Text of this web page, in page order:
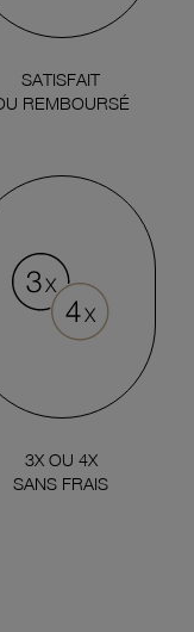
SATISFAIT
REMBOURSÉ
3X OU 4X
SANS FRAIS